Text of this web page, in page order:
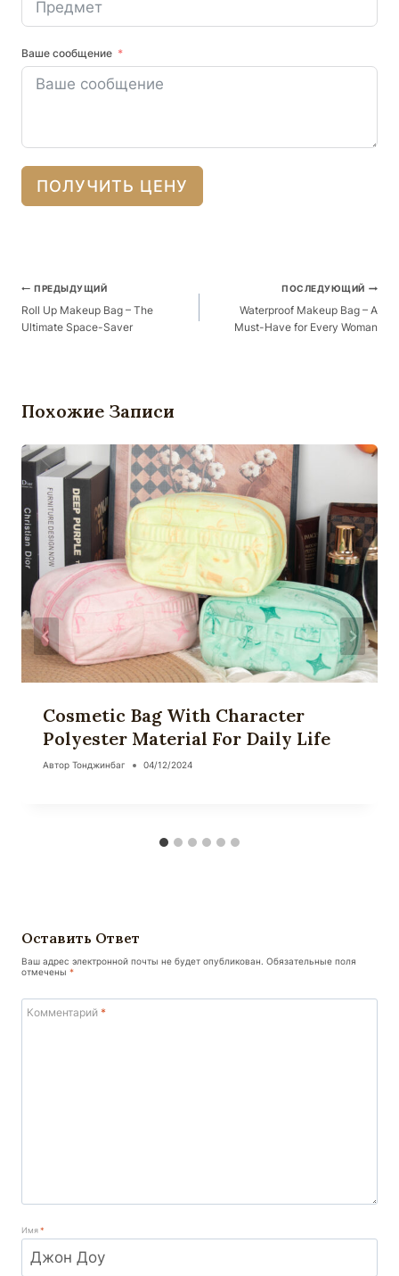
Ваше сообщение
ПОЛУЧИТЬ ЦЕНУ
Навигация
По
Публикациям
ПРЕДЫДУЩИЙ
Roll Up Makeup Bag – The
Ultimate Space-Saver
ПОСЛЕДУЮЩИЙ
Waterproof Makeup Bag – A
Must-Have for Every Woman
Похожие Записи
Cosmetic Bag With Character
Polyester Material For Daily Life
Автор Тонджинбаг 04/12/2024
Оставить Ответ
Ваш адрес электронной почты не будет опубликован. Обязательные поля
отмечены *
Комментарий *
Имя*